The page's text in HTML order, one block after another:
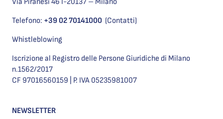
Telefono: +39 02 70141000 (Contatti)
Whistleblowing
Iscrizione al Registro delle Persone Giuridiche di Milano
n.1562/2017
CF 97016560159 | P. IVA 05235981007
NEWSLETTER